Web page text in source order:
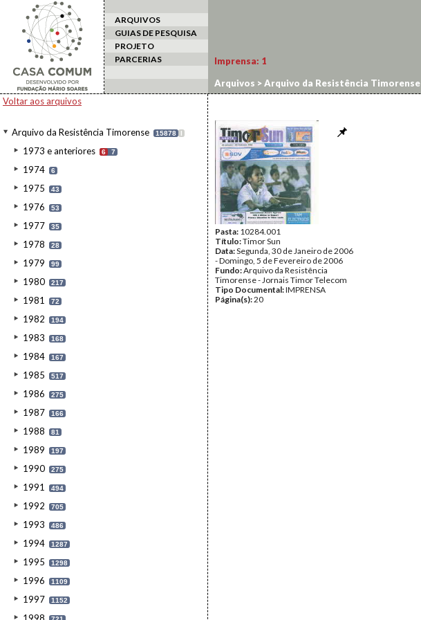
ARQUIVOS
GUIAS DE PESQUISA
PROJETO
PARCERIAS
Voltar aos arquivos
Arquivo da Resistência Timorense 15878 I
1973 e anteriores 6 7
1974 6
1975 43
1976 53
1977 35
1978 28
1979 99
1980 217
1981 72
1982 194
1983 168
1984 167
1985 517
1986 275
1987 166
1988 81
1989 197
1990 275
1991 494
1992 705
1993 486
1994 1287
1995 1298
1996 1109
1997 1152
Imprensa: 1
Arquivos >Arquivo da Resistência Timorense
Pasta: 10284.001
Título:Timor Sun
Data:Segunda, 30 de Janeiro de 2006
- Domingo, 5 de Fevereiro de 2006
Fundo:Arquivo da Resistência
Timorense - Jornais Timor Telecom
Tipo Documental:IMPRENSA
Página(s):20